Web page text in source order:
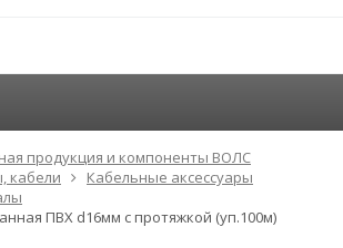
продукция и компоненты ВОЛС
кабели
Кабельные аксессуары
ПВХ d16мм с протяжкой (уп.100м)